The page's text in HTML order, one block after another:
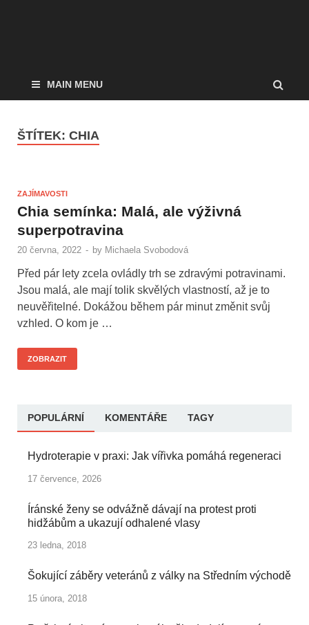
MAIN MENU
ŠTÍTEK: CHIA
ZAJÍMAVOSTI
Chia semínka: Malá, ale výživná
superpotravina
20 června, 2022 - by Michaela Svobodová
Před pár lety zcela ovládly trh se zdravými potravinami.
Jsou malá, ale mají tolik skvělých vlastností, až je to
neuvěřitelné. Dokážou během pár minut změnit svůj
vzhled. O kom je …
ZOBRAZIT
POPULÁRNÍ KOMENTÁŘE TAGY
Hydroterapie v praxi: Jak vířivka pomáhá regeneraci
17 července, 2026
Íránské ženy se odvážně dávají na protest proti
hidžábům a ukazují odhalené vlasy
23 ledna, 2018
Šokující záběry veteránů z války na Středním východě
15 února, 2018